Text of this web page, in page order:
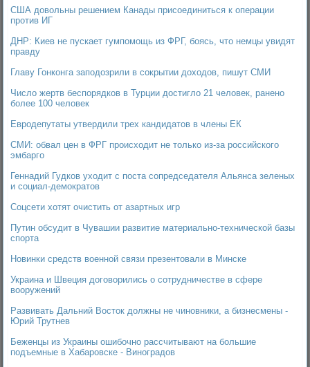
США довольны решением Канады присоединиться к операции
против ИГ
ДНР: Киев не пускает гумпомощь из ФРГ, боясь, что немцы увидят
правду
Главу Гонконга заподозрили в сокрытии доходов, пишут СМИ
Число жертв беспорядков в Турции достигло 21 человек, ранено
более 100 человек
Евродепутаты утвердили трех кандидатов в члены ЕК
СМИ: обвал цен в ФРГ происходит не только из-за российского
эмбарго
Геннадий Гудков уходит с поста сопредседателя Альянса зеленых
и социал-демократов
Соцсети хотят очистить от азартных игр
Путин обсудит в Чувашии развитие материально-технической базы
спорта
Новинки средств военной связи презентовали в Минске
Украина и Швеция договорились о сотрудничестве в сфере
вооружений
Развивать Дальний Восток должны не чиновники, а бизнесмены -
Юрий Трутнев
Беженцы из Украины ошибочно рассчитывают на большие
подъемные в Хабаровске - Виноградов